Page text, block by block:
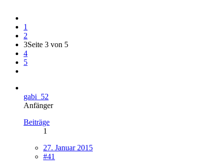
1
2
3Seite 3 von 5
4
5
gabi_52
Anfänger
Beiträge
1
27. Januar 2015
#41